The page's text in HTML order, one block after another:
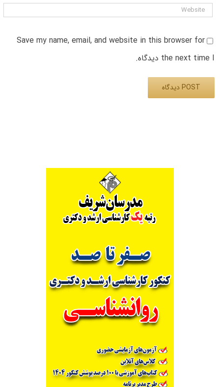
Save my name, email, and website in this browser for
the next time I دیدگاه.